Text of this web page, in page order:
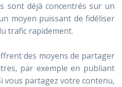
sont déjà concentrés sur un
moyen puissant de fidéliser
trafic rapidement.
des moyens de partager
par exemple en publiant
vous partagez votre contenu,